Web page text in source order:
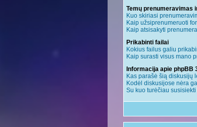
Temų prenumeravimas
Kuo skiriasi
Kaip užsiprenumeruoti
Kaip atsisakyti
Prikabinti failai
Kokius failus galiu
Kaip surasti visus mano
Informacija apie phpBB
Kas parašė šią diskusijų
Kodėl diskusijose nėra
Su kuo turėčiau